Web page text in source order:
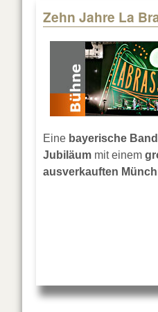
Zehn Jahre La
Eine bayerische Band
Jubiläum mit einem
ausverkauften